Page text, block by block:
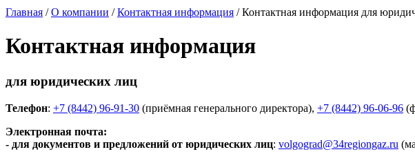
Главная /О компании /Контактная информация / Контактная информация для
Контактная информация
для юридических лиц
Телефон: +7 (8442) 96-91-30 (приёмная генерального директора), +7 (8442) 96-06-96
Электронная почта:
- для документов и предложений от юридических лиц: volgograd@34regiongaz.ru